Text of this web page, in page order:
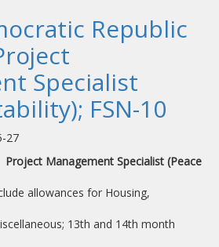
Republic
Specialist
FSN-10
27
Project Management Specialist (Peace
allowances for Housing,
13th and 14th month